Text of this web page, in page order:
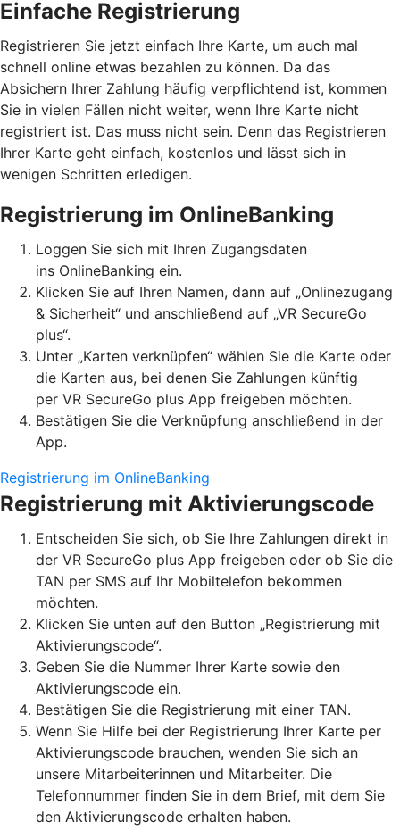
Einfache Registrierung
Registrieren Sie jetzt einfach Ihre Karte, um auch mal
schnell online etwas bezahlen zu können. Da das
Absichern Ihrer Zahlung häufig verpflichtend ist, kommen
Sie in vielen Fällen nicht weiter, wenn Ihre Karte nicht
registriert ist. Das muss nicht sein. Denn das Registrieren
Ihrer Karte geht einfach, kostenlos und lässt sich in
wenigen Schritten erledigen.
Registrierung im OnlineBanking
Loggen Sie sich mit Ihren Zugangsdaten
ins OnlineBanking ein.
Klicken Sie auf Ihren Namen, dann auf „Onlinezugang
& Sicherheit“ und anschließend auf „VR SecureGo
plus“.
Unter „Karten verknüpfen“ wählen Sie die Karte oder
die Karten aus, bei denen Sie Zahlungen künftig
per VR SecureGo plus App freigeben möchten.
Bestätigen Sie die Verknüpfung anschließend in der
App.
Registrierung im OnlineBanking
Registrierung mit Aktivierungscode
Entscheiden Sie sich, ob Sie Ihre Zahlungen direkt in
der VR SecureGo plus App freigeben oder ob Sie die
TAN per SMS auf Ihr Mobiltelefon bekommen
möchten.
Klicken Sie unten auf den Button „Registrierung mit
Aktivierungscode“.
Geben Sie die Nummer Ihrer Karte sowie den
Aktivierungscode ein.
Bestätigen Sie die Registrierung mit einer TAN.
Wenn Sie Hilfe bei der Registrierung Ihrer Karte per
Aktivierungscode brauchen, wenden Sie sich an
unsere Mitarbeiterinnen und Mitarbeiter. Die
Telefonnummer finden Sie in dem Brief, mit dem Sie
den Aktivierungscode erhalten haben.